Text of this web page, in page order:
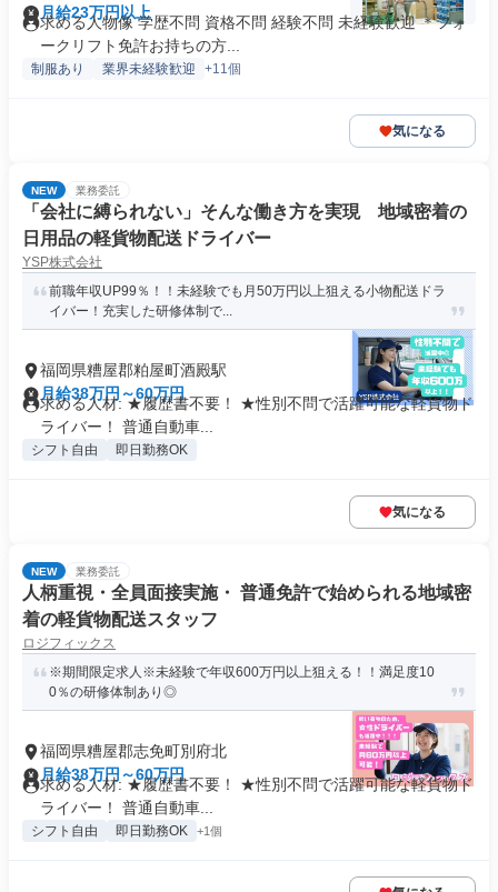
月給23万円以上
求める人物像 学歴不問 資格不問 経験不問 未経験歓迎 ＊フォ
ークリフト免許お持ちの方...
制服あり 業界未経験歓迎 +11個
気になる
NEW 業務委託
「会社に縛られない」そんな働き方を実現 地域密着の
日用品の軽貨物配送ドライバー
YSP株式会社
前職年収UP99％！！未経験でも月50万円以上狙える小物配送ドラ
イバー！充実した研修体制で...
福岡県糟屋郡粕屋町酒殿駅
月給38万円～60万円
求める人材: ★履歴書不要！ ★性別不問で活躍可能な軽貨物ド
ライバー！ 普通自動車...
シフト自由 即日勤務OK
気になる
NEW 業務委託
人柄重視・全員面接実施・ 普通免許で始められる地域密
着の軽貨物配送スタッフ
ロジフィックス
※期間限定求人※未経験で年収600万円以上狙える！！満足度10
0％の研修体制あり◎
福岡県糟屋郡志免町別府北
月給38万円～60万円
求める人材: ★履歴書不要！ ★性別不問で活躍可能な軽貨物ド
ライバー！ 普通自動車...
シフト自由 即日勤務OK +1個